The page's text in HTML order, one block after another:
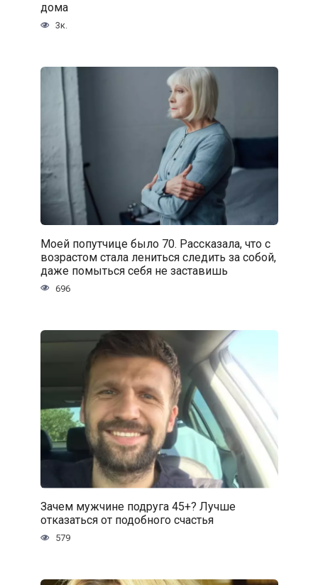
дома
3к.
Моей попутчице было 70. Рассказала, что с
возрастом стала лениться следить за собой,
даже помыться себя не заставишь
696
Зачем мужчине подруга 45+? Лучше
отказаться от подобного счастья
579